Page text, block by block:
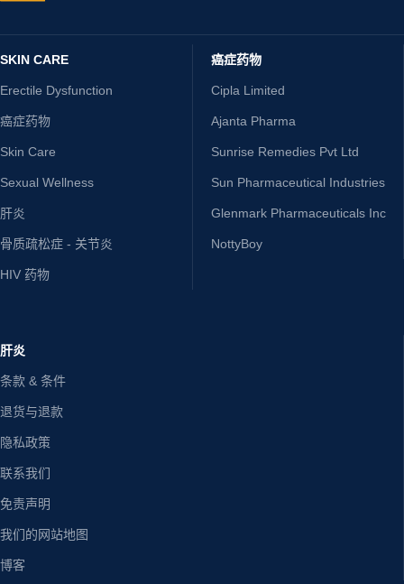
SKIN CARE
Erectile Dysfunction
癌症药物
Skin Care
Sexual Wellness
肝炎
骨质疏松症 - 关节炎
HIV 药物
癌症药物
Cipla Limited
Ajanta Pharma
Sunrise Remedies Pvt Ltd
Sun Pharmaceutical Industries
Glenmark Pharmaceuticals Inc
NottyBoy
肝炎
条款 & 条件
退货与退款
隐私政策
联系我们
免责声明
我们的网站地图
博客